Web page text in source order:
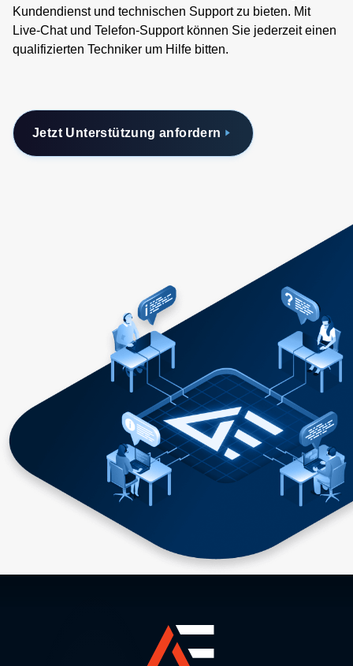
Kundendienst und technischen Support zu bieten. Mit
Live-Chat und Telefon-Support können Sie jederzeit einen
qualifizierten Techniker um Hilfe bitten.
Jetzt Unterstützung anfordern